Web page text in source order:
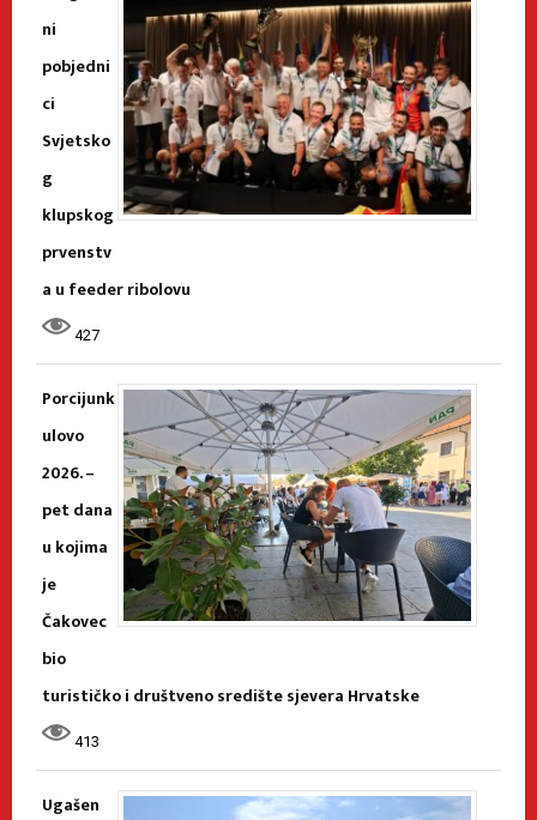
ni
pobjedni
ci
Svjetsko
g
klupskog
prvenstv
a u feeder ribolovu
427
Porcijunk
ulovo
2026. –
pet dana
u kojima
je
Čakovec
bio
turističko i društveno središte sjevera Hrvatske
413
Ugašen